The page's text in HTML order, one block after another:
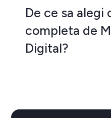
De ce sa alegi
completa de
Digital?